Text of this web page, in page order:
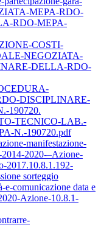
MEPA-RDO-
RDO-MEPA-
COSTI-
NEGOZIATA-
DELLA-RDO-
DISCIPLINARE-
190720.
TECNICO-LAB.-
N.-190720.pdf
manifestazione-
2020-–Azione-
2017.10.8.1.192-
sorteggio
e-comunicazione data e
Azione-10.8.1-